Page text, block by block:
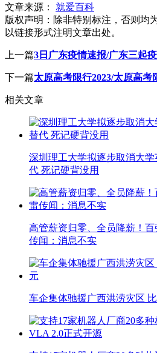
文章来源：
就爱百科
版权声明： 除非特别标注，否则均
以链接形式注明文章出处。
上一篇3日广东疫情速报/广东三起
下一篇太原高考限行2023/太原高考
相关文章
深圳理工大学拟逐步取消大
代 死记硬背没用
高管薪资归零、全员降薪！
传闻：消息不实
车企集体驰援广西洪涝灾区